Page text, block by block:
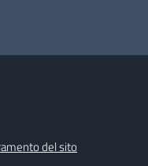
del sito